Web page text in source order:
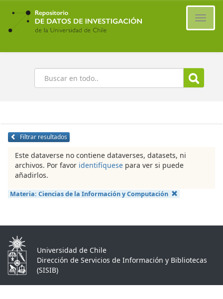
Ir
contenido
principal
Buscar
Filtrar resultados
Este dataverse no contiene dataverses, datasets, ni
archivos. Por favor identifíquese para ver si puede
añadirlos.
Materia: Ciencias de la Información y Computación
Universidad de Chile
Dirección de Servicios de Información y Bibliotecas
(SISIB)